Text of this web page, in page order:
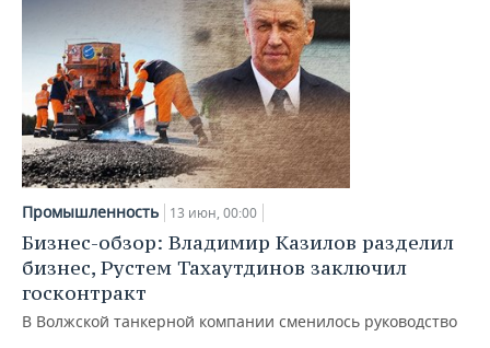
Промышленность 13 июн, 00:00
Бизнес-обзор: Владимир Казилов разделил
бизнес, Рустем Тахаутдинов заключил
госконтракт
В Волжской танкерной компании сменилось руководство